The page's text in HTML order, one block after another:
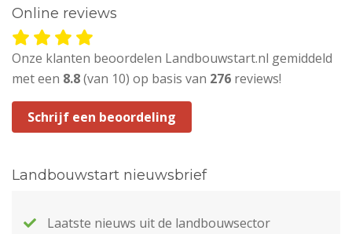
Online reviews
Onze klanten beoordelen Landbouwstart.nl gemiddeld
met een 8.8(van 10) op basis van 276 reviews!
Schrijf een beoordeling
Landbouwstart nieuwsbrief
Laatste nieuws uit de landbouwsector